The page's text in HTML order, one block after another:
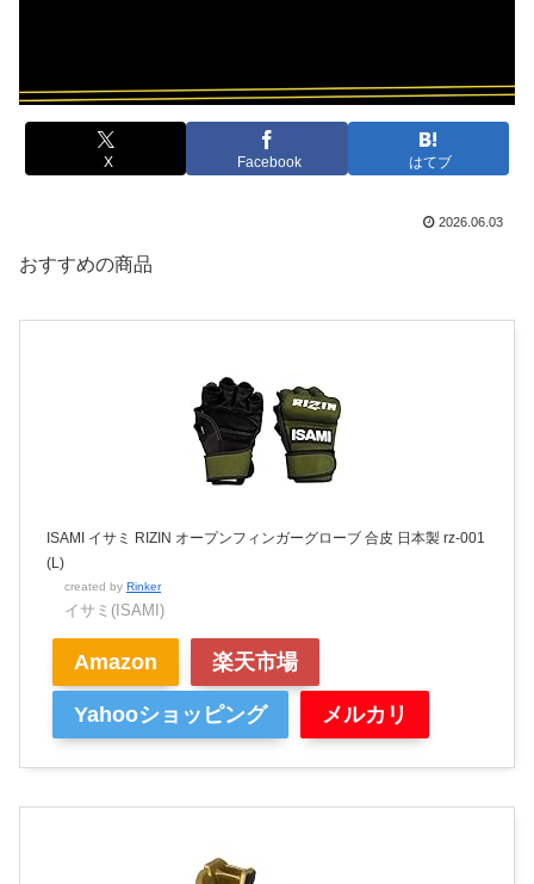
X Facebook はてブ
2026.06.03
おすすめの商品
ISAMI イサミ RIZIN オープンフィンガーグローブ 合皮 日本製 rz-001
(L)
created by Rinker
イサミ(ISAMI)
Amazon 楽天市場
Yahooショッピング メルカリ